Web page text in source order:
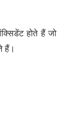
होते हैं जो
हैं।